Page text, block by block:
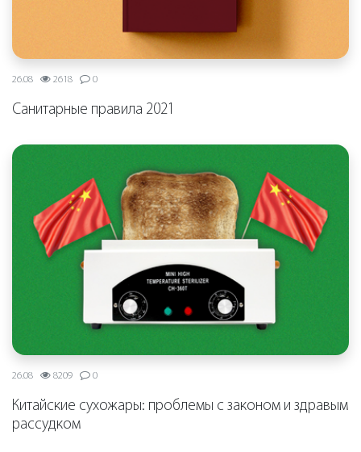
26.08 2618 0
Санитарные правила 2021
26.08 8209 0
Китайские сухожары: проблемы с законом и здравым
рассудком